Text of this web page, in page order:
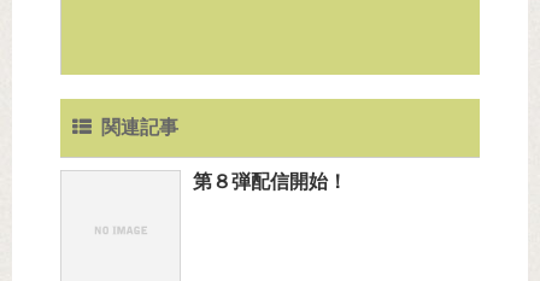
関連記事
第８弾配信開始！